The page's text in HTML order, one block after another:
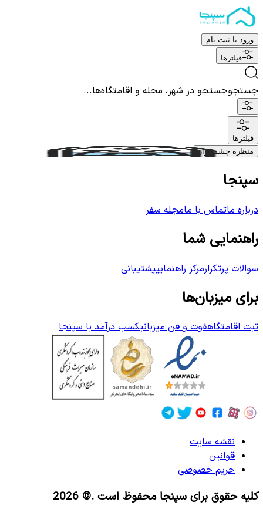
ورود یا ثبت نام
فیلترها
جستجوجستجو در شهر، محله و اقامتگاه‌ها...
فیلترها
منظره چشم نواز
سپنجا
درباره ماتماس با مامجله سفر
راهنمایی شما
سوالات پرتکرارمرکز راهنماییپشتیبانی
برای میزبان‌ها
ثبت اقامتگاهفوت و فن میزبانیکسب درآمد با سپنجا
نقشه سایت
قوانین
حریم خصوصی
کلیه حقوق برای سپنجا محفوظ است .© 2026